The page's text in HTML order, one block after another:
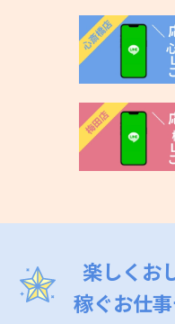
楽しくお
稼ぐお仕